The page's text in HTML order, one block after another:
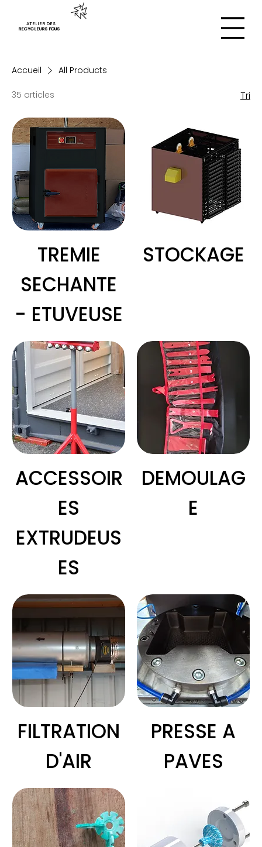
ATELIER DES
RECYCLEURS FOUS
Accueil All Products
35 articles Tri
TREMIE
SECHANTE
- ETUVEUSE
STOCKAGE
ACCESSOIR
ES
EXTRUDEUS
ES
DEMOULAG
E
FILTRATION
D'AIR
PRESSE A
PAVES